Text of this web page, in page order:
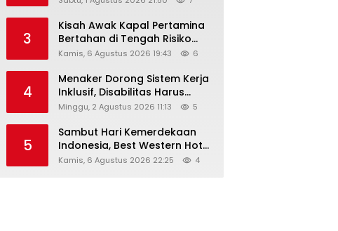
Awards 2026
3
Kisah Awak Kapal Pertamina
Bertahan di Tengah Risiko
Pelayaran Selat Hormuz
Kamis, 6 Agustus 2026 19:43 6
4
Menaker Dorong Sistem Kerja
Inklusif, Disabilitas Harus
Dapat Kesempatan Setara
Minggu, 2 Agustus 2026 11:13 5
5
Sambut Hari Kemerdekaan
Indonesia, Best Western Hotel
Hadirkan The Freedom Stay
Kamis, 6 Agustus 2026 22:25 4